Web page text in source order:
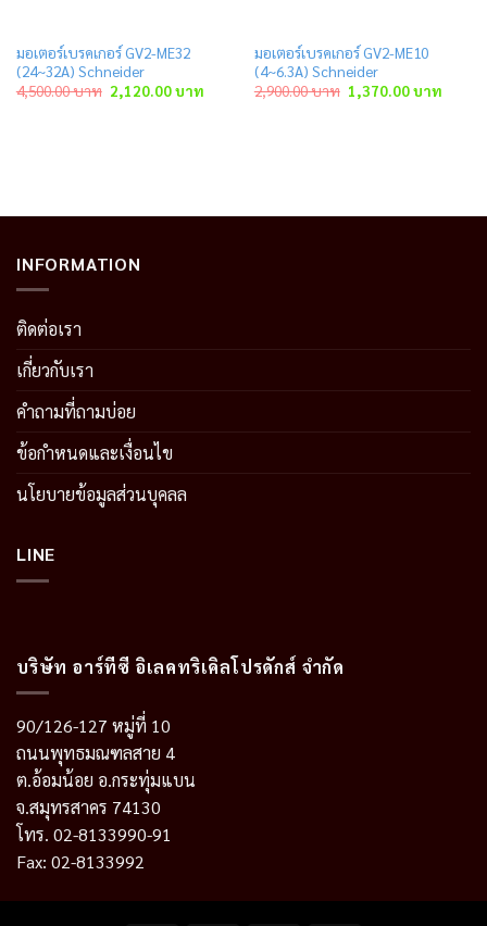
มอเตอร์เบรคเกอร์ GV2-ME32
(24~32A) Schneider
4,500.00บาท Original
price
2,120.00บาทCurrent
price
มอเตอร์เบรคเกอร์ GV2-ME10
(4~6.3A) Schneider
2,900.00บาท Original
price
1,370.00บาท
price
INFORMATION
ติดต่อเรา
เกี่ยวกับเรา
คำถามที่ถามบ่อย
ข้อกำหนดและเงื่อนไข
นโยบายข้อมูลส่วนบุคลล
LINE
บริษัท อาร์ทีซี อิเลคทริเคิลโปรดักส์ จำกัด
90/126-127 หมู่ที่ 10
ถนนพุทธมณฑลสาย 4
ต.อ้อมน้อย อ.กระทุ่มแบน
จ.สมุทรสาคร 74130
โทร. 02-8133990-91
Fax: 02-8133992